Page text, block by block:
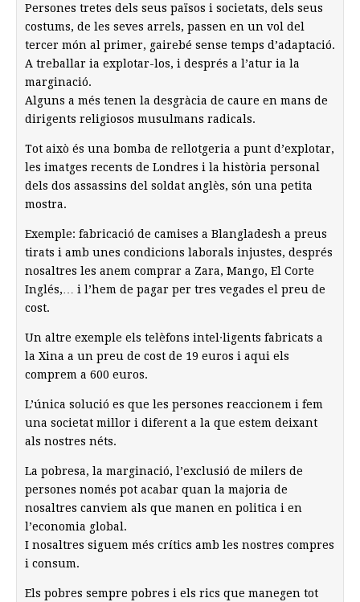
Persones tretes dels seus països i societats, dels seus
costums, de les seves arrels, passen en un vol del
tercer món al primer, gairebé sense temps d’adaptació.
A treballar ia explotar-los, i després a l’atur ia la
marginació.
Alguns a més tenen la desgràcia de caure en mans de
dirigents religiosos musulmans radicals.
Tot això és una bomba de rellotgeria a punt d’explotar,
les imatges recents de Londres i la història personal
dels dos assassins del soldat anglès, són una petita
mostra.
Exemple: fabricació de camises a Blangladesh a preus
tirats i amb unes condicions laborals injustes, després
nosaltres les anem comprar a Zara, Mango, El Corte
Inglés,… i l’hem de pagar per tres vegades el preu de
cost.
Un altre exemple els telèfons intel·ligents fabricats a
la Xina a un preu de cost de 19 euros i aqui els
comprem a 600 euros.
L’única solució es que les persones reaccionem i fem
una societat millor i diferent a la que estem deixant
als nostres néts.
La pobresa, la marginació, l’exclusió de milers de
persones només pot acabar quan la majoria de
nosaltres canviem als que manen en politica i en
l’economia global.
I nosaltres siguem més crítics amb les nostres compres
i consum.
Els pobres sempre pobres i els rics que manegen tot